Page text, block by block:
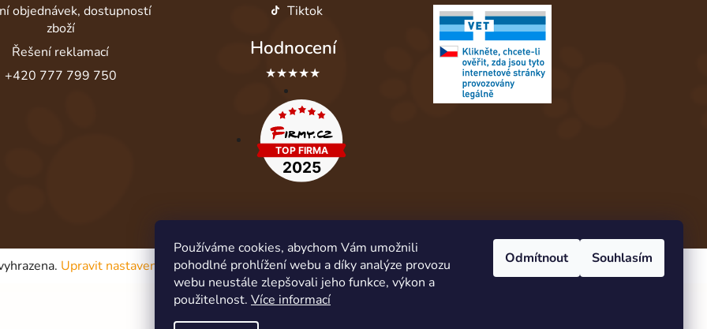
Používáme cookies, abychom Vám umožnili
pohodlné prohlížení webu a díky analýze provozu
webu neustále zlepšovali jeho funkce, výkon a
použitelnost. Více informací
Odmítnout Souhlasím
objednávek, dostupností
zboží
Řešení reklamací
+420 777 799 750
Tiktok
Hodnocení
★★★★★
Vytvořil Shoptet
Upravit nastavení cookies